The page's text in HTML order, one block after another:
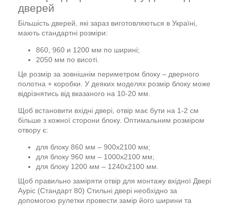
дверей
Більшість дверей, які зараз виготовляються в Україні,
мають стандартні розміри:
860, 960 и 1200 мм по ширині;
2050 мм по висоті.
Це розмір за зовнішнім периметром блоку – дверного
полотна + коробки. У деяких моделях розмір блоку може
відрізнятись від вказаного на 10-20 мм.
Щоб встановити вхідні двері, отвір має бути на 1-2 см
більше з кожної сторони блоку. Оптимальним розміром
отвору є:
для блоку 860 мм – 900х2100 мм;
для блоку 960 мм – 1000х2100 мм;
для блоку 1200 мм – 1240х2100 мм.
Щоб правильно заміряти отвір для монтажу вхідної Двері
Ауріс (Стандарт 80) Стильні двері необхідно за
допомогою рулетки провести замір його ширини та